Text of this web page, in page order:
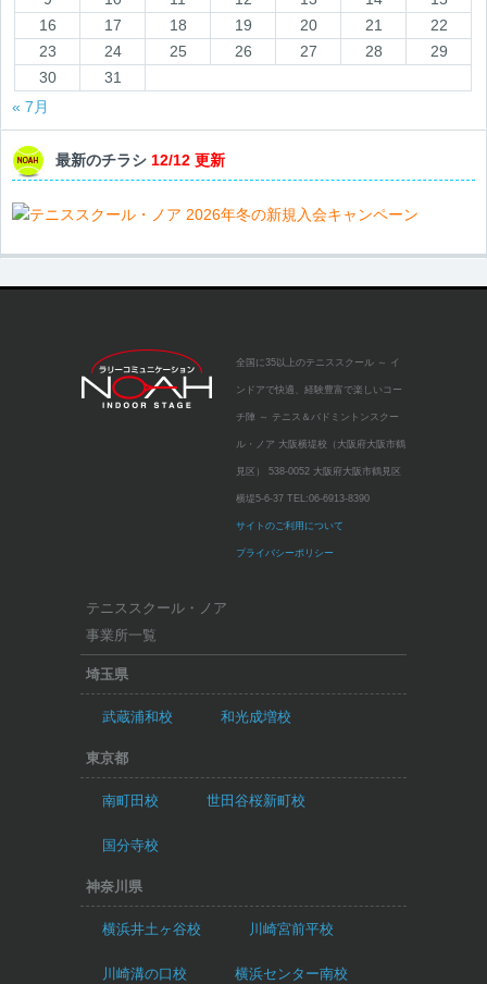
16
17 18 19 20 21
22
23
24 25 26 27 28
29
30
31
« 7月
最新のチラシ 12/12 更新
全国に35以上のテニススクール ～ イ
ンドアで快適、経験豊富で楽しいコー
チ陣 ～ テニス＆バドミントンスクー
ル・ノア 大阪横堤校（大阪府大阪市鶴
見区） 538-0052 大阪府大阪市鶴見区
横堤5-6-37 TEL:06-6913-8390
サイトのご利用について
プライバシーポリシー
テニススクール・ノア
事業所一覧
埼玉県
武蔵浦和校 和光成増校
東京都
南町田校 世田谷桜新町校
国分寺校
神奈川県
横浜井土ヶ谷校 川崎宮前平校
川崎溝の口校 横浜センター南校